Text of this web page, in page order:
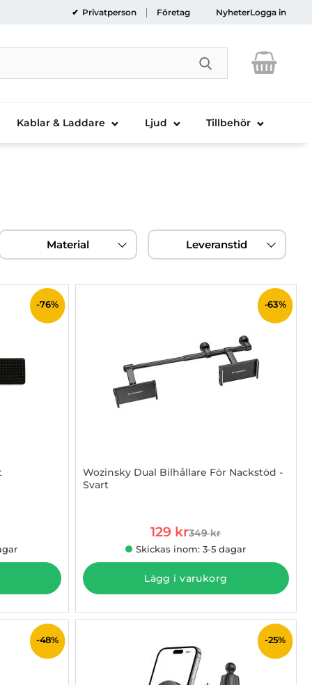
Privatperson Företag NyheterLogga in
Genomför
Kablar & Laddare Ljud Tillbehör
Material Leveranstid
-76% -63%
Wozinsky Dual Bilhållare För Nackstöd -
Svart
rea pris
129 krtidigare pris
349 kr
Skickas inom: 3-5 dagar
Lägg i varukorg
-48% -25%